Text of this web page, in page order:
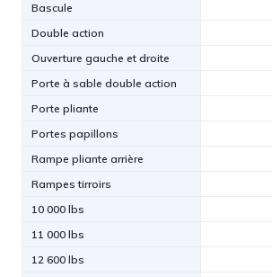
Bascule
Double action
Ouverture gauche et droite
Porte à sable double action
Porte pliante
Portes papillons
Rampe pliante arrière
Rampes tirroirs
10 000 lbs
11 000 lbs
12 600 lbs